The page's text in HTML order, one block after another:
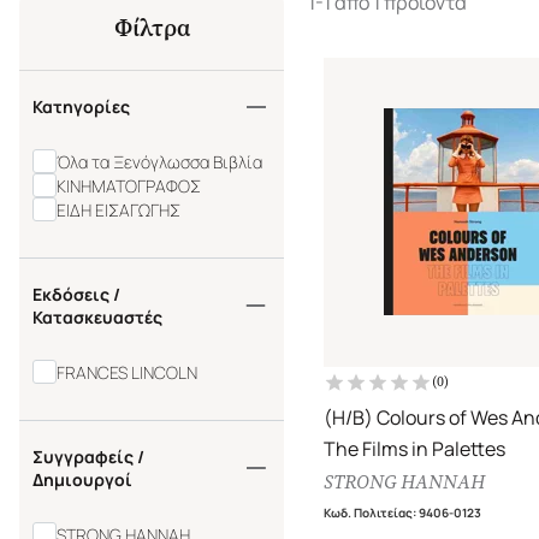
Φίλτρα
Κατηγορίες
Όλα τα Ξενόγλωσσα Βιβλία
ΚΙΝΗΜΑΤΟΓΡΑΦΟΣ
ΕΙΔΗ ΕΙΣΑΓΩΓΗΣ
Εκδόσεις /
Κατασκευαστές
FRANCES LINCOLN
Συγγραφείς /
Δημιουργοί
STRONG HANNAH
(0)
(H/B) Colours of Wes
The Films in Palettes
STRONG HANNAH
Κωδ. Πολιτείας:9406-0123